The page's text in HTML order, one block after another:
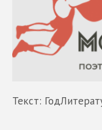
Текст: